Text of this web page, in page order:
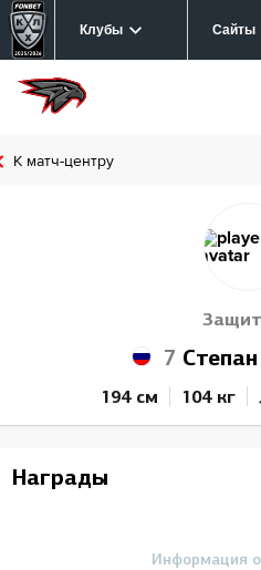
Клубы Сайты
К матч-центру
7
194 см 104 кг
Награды
Информация